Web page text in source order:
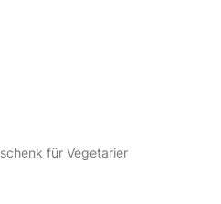
für Vegetarier